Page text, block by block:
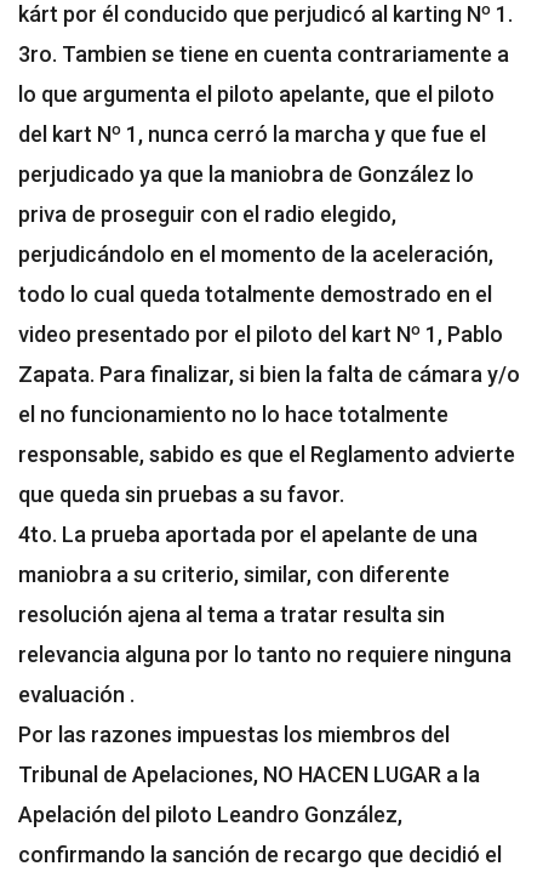
kárt por él conducido que perjudicó al karting Nº 1.
3ro. Tambien se tiene en cuenta contrariamente a
lo que argumenta el piloto apelante, que el piloto
del kart Nº 1, nunca cerró la marcha y que fue el
perjudicado ya que la maniobra de González lo
priva de proseguir con el radio elegido,
perjudicándolo en el momento de la aceleración,
todo lo cual queda totalmente demostrado en el
video presentado por el piloto del kart Nº 1, Pablo
Zapata. Para finalizar, si bien la falta de cámara y/o
el no funcionamiento no lo hace totalmente
responsable, sabido es que el Reglamento advierte
que queda sin pruebas a su favor.
4to. La prueba aportada por el apelante de una
maniobra a su criterio, similar, con diferente
resolución ajena al tema a tratar resulta sin
relevancia alguna por lo tanto no requiere ninguna
evaluación .
Por las razones impuestas los miembros del
Tribunal de Apelaciones, NO HACEN LUGAR a la
Apelación del piloto Leandro González,
confirmando la sanción de recargo que decidió el